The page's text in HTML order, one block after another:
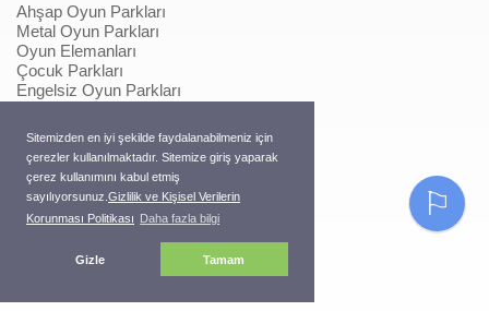
Sitemizden en iyi şekilde faydalanabilmeniz için
çerezler kullanılmaktadır. Sitemize giriş yaparak
çerez kullanımını kabul etmiş
sayılıyorsunuz. Gizlilik ve Kişisel Verilerin
Korunması Politikası Daha fazla bilgi
Gizle Tamam
Ahşap Oyun Parkları
Metal Oyun Parkları
Oyun Elemanları
Çocuk Parkları
Engelsiz Oyun Parkları
Oyun Elemanları
Metal Konstrüksiyonlu İpli Tırmanmalar
Ahşap Konstrüksiyonlu İpli Tırmanmalar
Macera Serisi Ürünleri
Trambolinler
Pergole
⚐